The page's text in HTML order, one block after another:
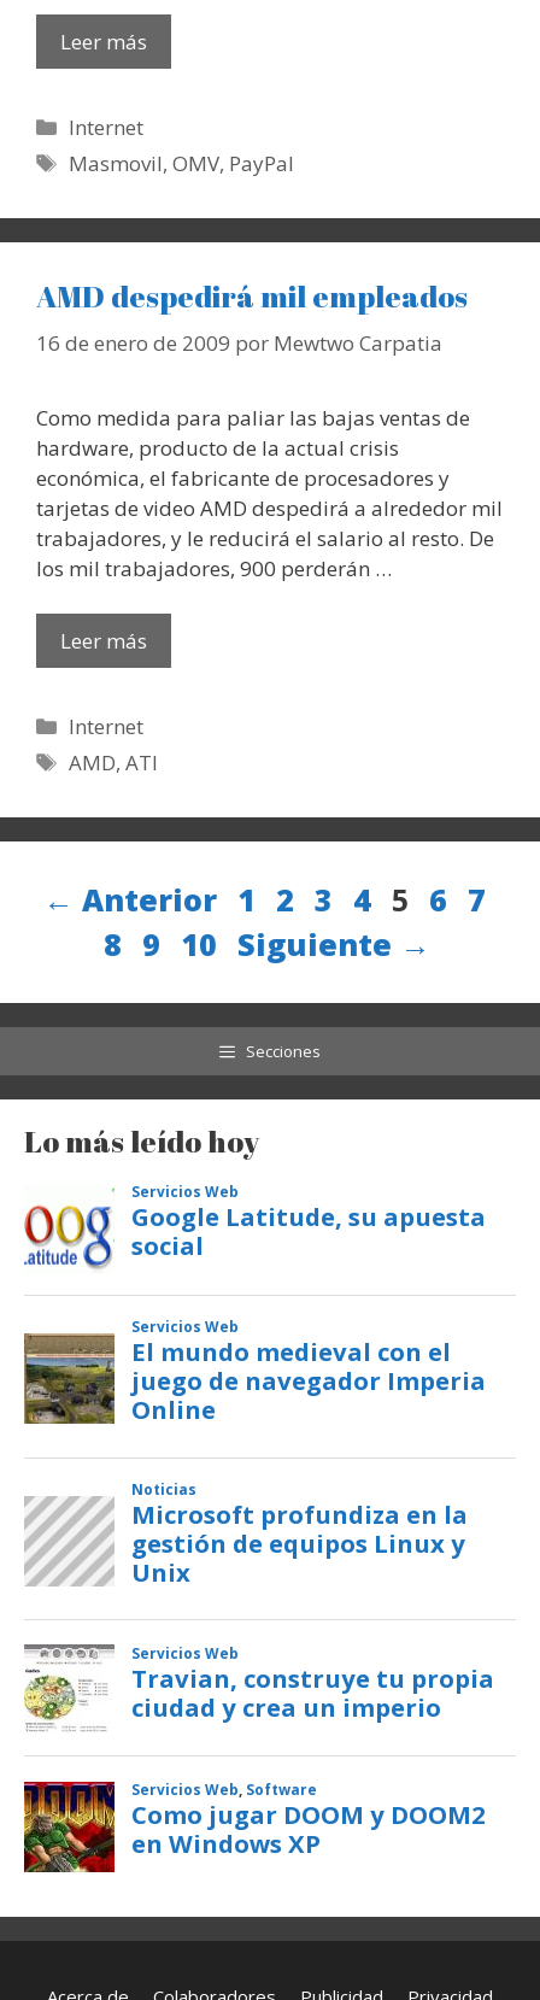
Leer más
Categorías
Internet
Etiquetas
Masmovil,OMV, PayPal
AMD despedirá mil empleados
16 de enero de 2009 por Mewtwo Carpatia
Como medida para paliar las bajas ventas de
hardware, producto de la actual crisis
económica, el fabricante de procesadores y
tarjetas de video AMD despedirá a alrededor mil
trabajadores, y le reducirá el salario al resto. De
los mil trabajadores, 900 perderán …
Leer más
Categorías
Internet
Etiquetas
AMD,ATI
← Anterior Página
1 Página
2 Página
3 Página
4 Página
5 Página
6 7
8 Página
9 Página
10 Siguiente →
Secciones
Lo más leído hoy